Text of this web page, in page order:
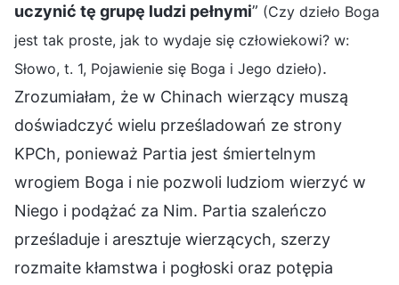
uczynić tę grupę ludzi pełnymi” (Czy dzieło Boga
jest tak proste, jak to wydaje się człowiekowi? w:
Słowo, t. 1, Pojawienie się Boga i Jego dzieło).
Zrozumiałam, że w Chinach wierzący muszą
doświadczyć wielu prześladowań ze strony
KPCh, ponieważ Partia jest śmiertelnym
wrogiem Boga i nie pozwoli ludziom wierzyć w
Niego i podążać za Nim. Partia szaleńczo
prześladuje i aresztuje wierzących, szerzy
rozmaite kłamstwa i pogłoski oraz potępia